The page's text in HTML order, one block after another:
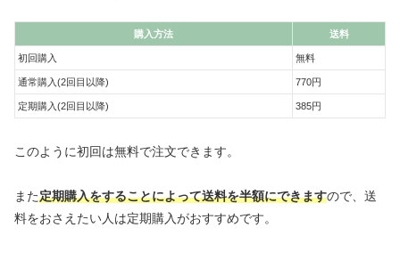
購入方法 送料
初回購入 無料
通常購入(2回目以降) 770円
定期購入(2回目以降) 385円
このように初回は無料で注文できます。
また定期購入をすることによって送料を半額にできますので、送
料をおさえたい人は定期購入がおすすめです。